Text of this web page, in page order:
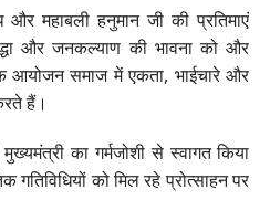
महाबली हनुमान जी की प्रतिमाएं
और जनकल्याण की भावना को और
आयोजन समाज में एकता, भाईचारे और
हैं।
का गर्मजोशी से स्वागत किया
गतिविधियों को मिल रहे प्रोत्साहन पर